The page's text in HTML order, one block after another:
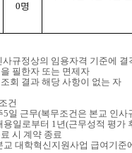
0명
사규정상의 임용자격 기준에 결
필한자 또는 면제자
회 결과 해당 사항이 없는 자
건
5일 근무(복무조건은 본교 인사
용일로부터 1년(근무성적 평가
시 계약 종료
교 대학혁신지원사업 급여기준